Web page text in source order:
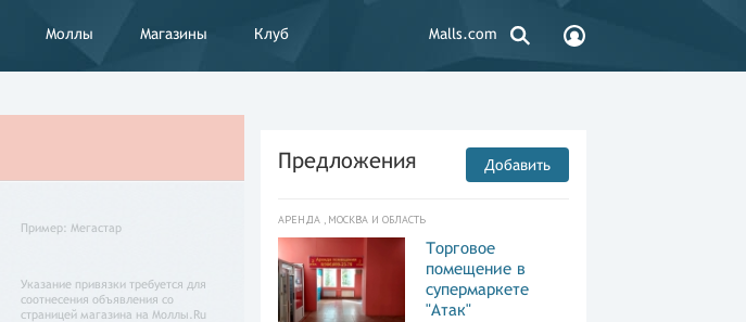
Моллы Магазины Клуб Malls.com
Пример: Мегастар
Указание привязки требуется для
соотнесения объявления со
страницей магазина на Моллы.Ru
Предложения Добавить
АРЕНДА , МОСКВА И ОБЛАСТЬ
Торговое
помещение в
супермаркете
"Атак"